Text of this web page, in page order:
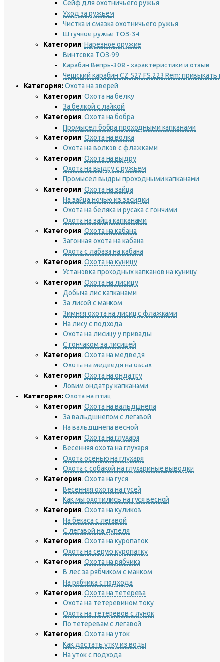
Сейф для охотничьего ружья
Уход за ружьем
Чистка и смазка охотничьего ружья
Штучное ружье ТОЗ-34
Категория: Нарезное оружие
Винтовка ТОЗ-99
Карабин Вепрь-308 - характеристики и отзыв
Чешский карабин CZ 527 FS.223 Rem: привыкать
Категория: Охота на зверей
Категория: Охота на белку
За белкой с лайкой
Категория: Охота на бобра
Промысел бобра проходными капканами
Категория: Охота на волка
Охота на волков с флажками
Категория: Охота на выдру
Охота на выдру с ружьем
Промысел выдры проходными капканами
Категория: Охота на зайца
На зайца ночью из засидки
Охота на беляка и русака с гончими
Охота на зайца капканами
Категория: Охота на кабана
Загонная охота на кабана
Охота с лабаза на кабана
Категория: Охота на куницу
Установка проходных капканов на куницу
Категория: Охота на лисицу
Добыча лис капканами
За лисой с манком
Зимняя охота на лисиц с флажками
На лису с подхода
Охота на лисицу у привады
С гончаком за лисицей
Категория: Охота на медведя
Охота на медведя на овсах
Категория: Охота на ондатру
Ловим ондатру капканами
Категория: Охота на птиц
Категория: Охота на вальдшнепа
За вальдшнепом с легавой
На вальдшнепа весной
Категория: Охота на глухаря
Весенняя охота на глухаря
Охота осенью на глухаря
Охота с собакой на глухариные выводки
Категория: Охота на гуся
Весенняя охота на гусей
Как мы охотились на гуся весной
Категория: Охота на куликов
На бекаса с легавой
С легавой на дупеля
Категория: Охота на куропаток
Охота на серую куропатку
Категория: Охота на рябчика
В лес за рябчиком с манком
На рябчика с подхода
Категория: Охота на тетерева
Охота на тетеревином току
Охота на тетеревов с лунок
По тетеревам с легавой
Категория: Охота на уток
Как достать утку из воды
На уток с подхода